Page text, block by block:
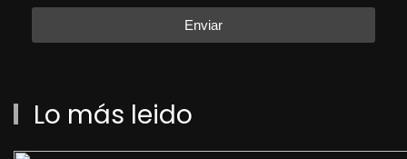
Enviar
Lo más leido